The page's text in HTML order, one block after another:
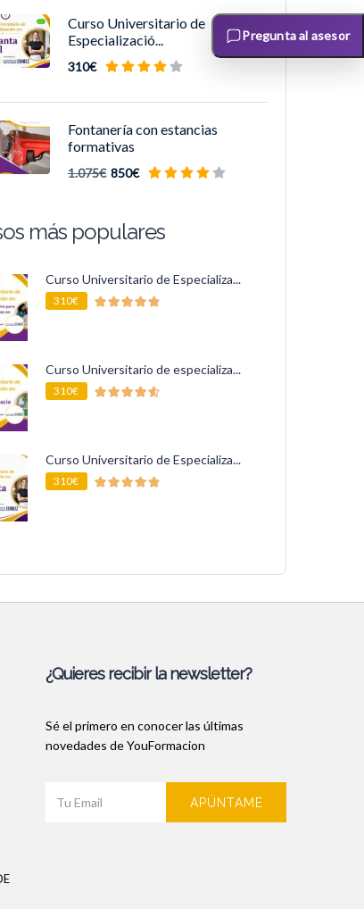
Curso Universitario de
Especializació...
310€
Fontanería con estancias
formativas
1.075€ 850€
más populares
Curso Universitario de Especializa...
310€
Curso Universitario de especializa...
310€
Curso Universitario de Especializa...
310€
¿Quieres recibir la newsletter?
Sé el primero en conocer las últimas
novedades de YouFormacion
APÚNTAME
Pregunta al asesor